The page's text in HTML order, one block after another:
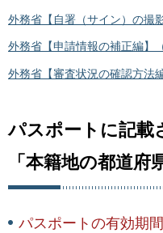
外務省【 自署（サイン）の撮
外務省【申請情報の補正編】
外務省【審査状況の確認方法
パスポートに記載
「本籍地の都道
パスポートの有効期